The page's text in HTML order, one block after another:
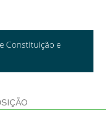
Constituição e